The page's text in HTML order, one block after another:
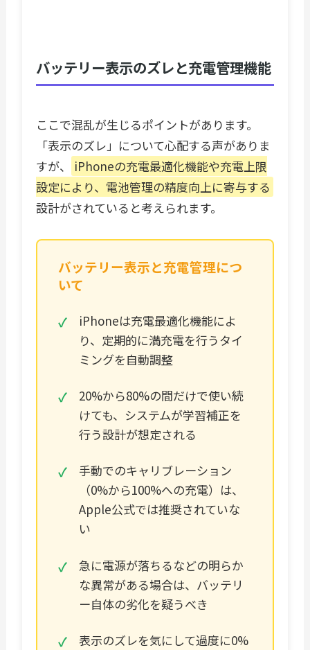
バッテリー表示のズレと充電管理機能
ここで混乱が生じるポイントがあります。
「表示のズレ」について心配する声がありま
すが、
iPhoneの充電最適化機能や充電上限
設定により、電池管理の精度向上に寄与する
設計がされていると考えられます。
バッテリー表示と充電管理につ
いて
iPhoneは充電最適化機能によ
り、定期的に満充電を行うタイ
ミングを自動調整
20%から80%の間だけで使い続
けても、システムが学習補正を
行う設計が想定される
手動でのキャリブレーション
（0%から100%への充電）は、
Apple公式では推奨されていな
い
急に電源が落ちるなどの明らか
な異常がある場合は、バッテリ
ー自体の劣化を疑うべき
表示のズレを気にして過度に0%